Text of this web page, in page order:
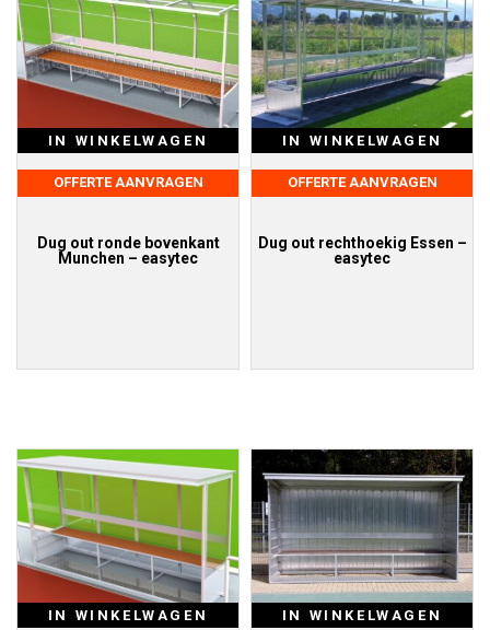
IN WINKELWAGEN
OFFERTE AANVRAGEN
Dug out ronde bovenkant
Munchen – easytec
IN WINKELWAGEN
OFFERTE AANVRAGEN
Dug out rechthoekig Essen –
easytec
IN WINKELWAGEN IN WINKELWAGEN